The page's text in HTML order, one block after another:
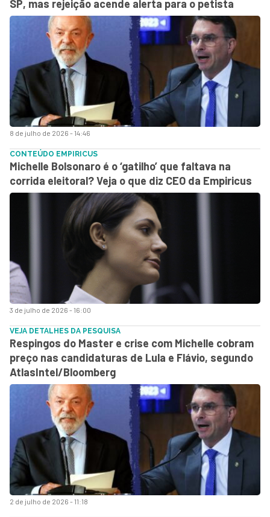
8 de julho de 2026 - 14:46
SP, mas rejeição acende alerta para o petista
3 de julho de 2026 - 16:00
CONTEÚDO EMPIRICUS
Michelle Bolsonaro é o ‘gatilho’ que faltava na
corrida eleitoral? Veja o que diz CEO da Empiricus
2 de julho de 2026 - 11:18
VEJA DETALHES DA PESQUISA
Respingos do Master e crise com Michelle cobram
preço nas candidaturas de Lula e Flávio, segundo
AtlasIntel/Bloomberg